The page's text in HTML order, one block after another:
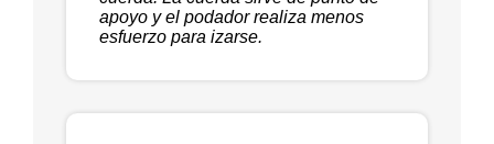
apoyo y el podador realiza menos
esfuerzo para izarse.